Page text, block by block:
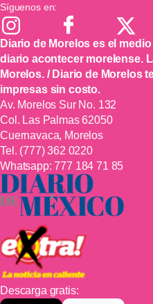
Síguenos en:
Diario de Morelos es el
diario acontecer morelense.
Morelos. / Diario de Morelos
impresas sin costo.
Av. Morelos Sur No. 132
Col. Las Palmas 62050
Cuernavaca, Morelos
Tel. (777) 362 0220
Whatsapp:777 184 71 85
Descarga gratis: